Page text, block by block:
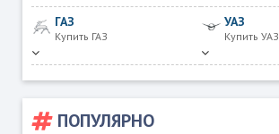
ГАЗ
Купить ГАЗ
УАЗ
Купить УАЗ
ПОПУЛЯРНО